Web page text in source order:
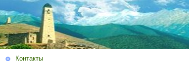
Контакты